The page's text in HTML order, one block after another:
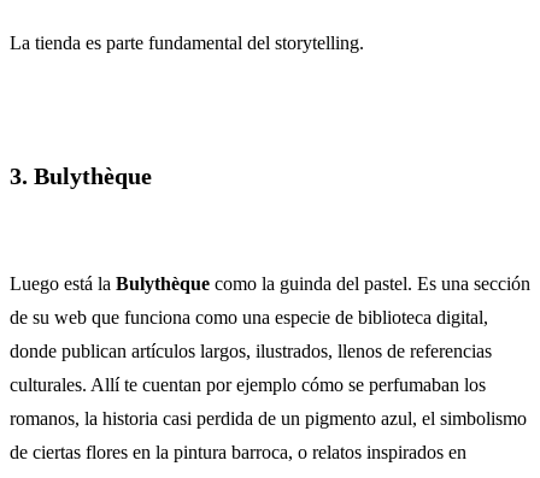
La tienda es parte fundamental del storytelling.
3. Bulythèque
Luego está la Bulythèque como la guinda del pastel. Es una sección
de su web que funciona como una especie de biblioteca digital,
donde publican artículos largos, ilustrados, llenos de referencias
culturales. Allí te cuentan por ejemplo cómo se perfumaban los
romanos, la historia casi perdida de un pigmento azul, el simbolismo
de ciertas flores en la pintura barroca, o relatos inspirados en